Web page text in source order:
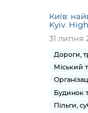
Київ:
Kyiv.
31 липня
Дороги,
Міський
Будинок
Пільги,